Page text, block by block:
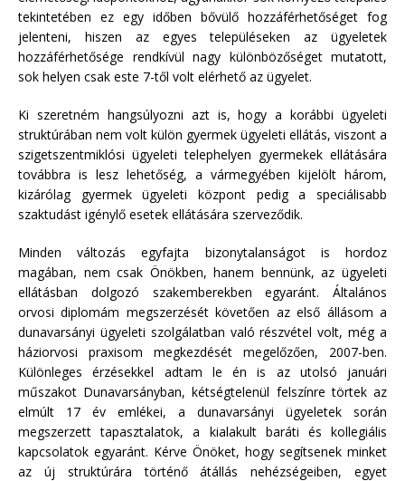
tekintetében ez egy időben bővülő hozzáférhetőséget fog
jelenteni, hiszen az egyes településeken az ügyeletek
hozzáférhetősége rendkívül nagy különbözőséget mutatott,
sok helyen csak este 7-től volt elérhető az ügyelet.
Ki szeretném hangsúlyozni azt is, hogy a korábbi ügyeleti
struktúrában nem volt külön gyermek ügyeleti ellátás, viszont a
szigetszentmiklósi ügyeleti telephelyen gyermekek ellátására
továbbra is lesz lehetőség, a vármegyében kijelölt három,
kizárólag gyermek ügyeleti központ pedig a speciálisabb
szaktudást igénylő esetek ellátására szerveződik.
Minden változás egyfajta bizonytalanságot is hordoz
magában, nem csak Önökben, hanem bennünk, az ügyeleti
ellátásban dolgozó szakemberekben egyaránt. Általános
orvosi diplomám megszerzését követően az első állásom a
dunavarsányi ügyeleti szolgálatban való részvétel volt, még a
háziorvosi praxisom megkezdését megelőzően, 2007-ben.
Különleges érzésekkel adtam le én is az utolsó januári
műszakot Dunavarsányban, kétségtelenül felszínre törtek az
elmúlt 17 év emlékei, a dunavarsányi ügyeletek során
megszerzett tapasztalatok, a kialakult baráti és kollegiális
kapcsolatok egyaránt. Kérve Önöket, hogy segítsenek minket
az új struktúrára történő átállás nehézségeiben, egyet